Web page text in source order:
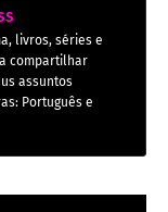
livros, séries e
compartilhar
assuntos
Português e